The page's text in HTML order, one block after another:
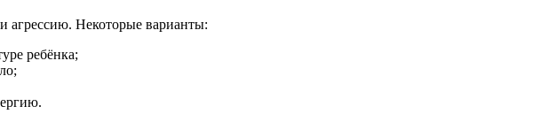
агрессию. Некоторые варианты:
ребёнка;